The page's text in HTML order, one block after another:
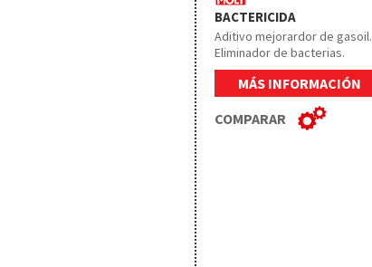
BACTERICIDA
Aditivo mejorardor de gasoil.
Eliminador de bacterias.
MÁS INFORMACIÓN
COMPARAR